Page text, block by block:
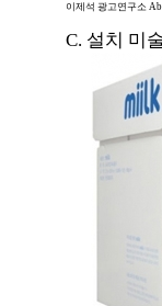
이제석 광고연구소
C. 설치 미